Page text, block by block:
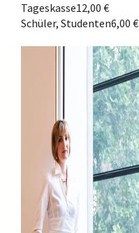
Tageskasse12,00 €
Schüler, Studenten6,00 €